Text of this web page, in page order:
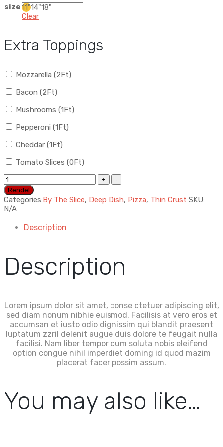
size11"14"18"
Clear
Extra Toppings
Mozzarella (2Ft)
Bacon (2Ft)
Mushrooms (1Ft)
Pepperoni (1Ft)
Cheddar (1Ft)
Tomato Slices (0Ft)
Pizza
Napoletana
quantity
Rendel
Categories:By The Slice, Deep Dish, Pizza, Thin Crust SKU:
N/A
Description
Description
Lorem ipsum dolor sit amet, conse ctetuer adipiscing elit,
sed diam nonum nibhie euismod. Facilisis at vero eros et
accumsan et iusto odio dignissim qui blandit praesent
luptatum zzril delenit augue duis dolore te feugait nulla
facilisi. Nam liber tempor cum soluta nobis eleifend
option congue nihil imperdiet doming id quod mazim
placerat facer possim assum.
You may also like…